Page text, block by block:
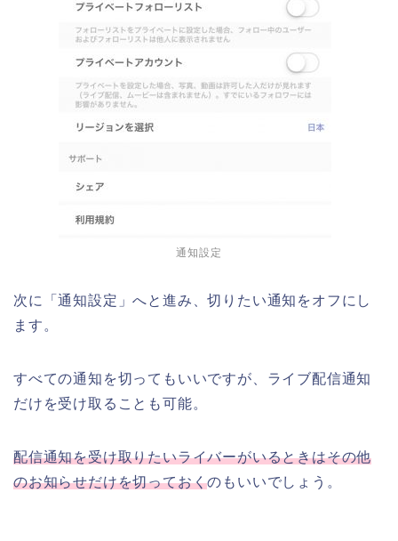
通知設定
次に「通知設定」へと進み、切りたい通知をオフにし
ます。
すべての通知を切ってもいいですが、ライブ配信通知
だけを受け取ることも可能。
配信通知を受け取りたいライバーがいるときはその他
のお知らせだけを切っておくのもいいでしょう。